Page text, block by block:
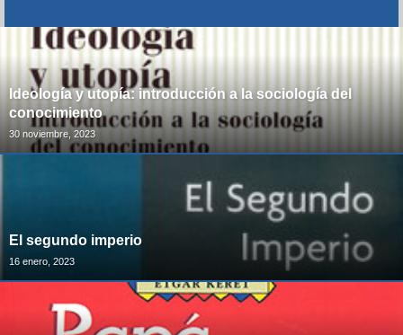
Ideología y utopía: introducción a la sociología del
conocimiento
30 noviembre, 2023
El segundo imperio
16 enero, 2023